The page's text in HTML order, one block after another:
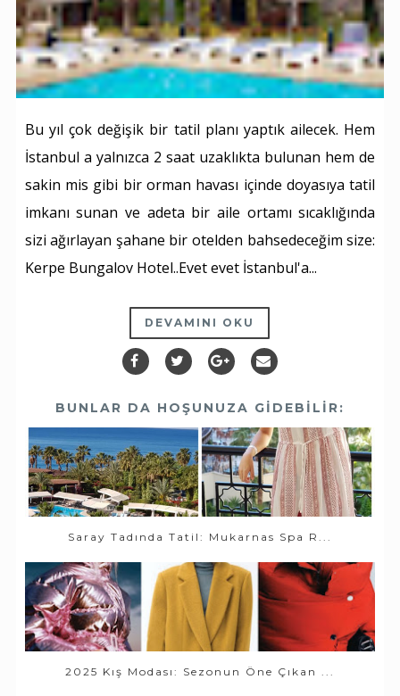
Bu yıl çok değişik bir tatil planı yaptık ailecek. Hem
İstanbul a yalnızca 2 saat uzaklıkta bulunan hem de
sakin mis gibi bir orman havası içinde doyasıya tatil
imkanı sunan ve adeta bir aile ortamı sıcaklığında
sizi ağırlayan şahane bir otelden bahsedeceğim size:
Kerpe Bungalov Hotel..Evet evet İstanbul'a...
DEVAMINI OKU
BUNLAR DA HOŞUNUZA GIDEBILIR:
Saray Tadında Tatil: Mukarnas Spa R...
2025 Kış Modası: Sezonun Öne Çıkan ...